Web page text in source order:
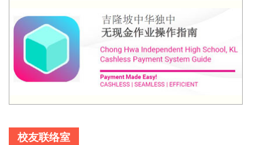
校友联络室